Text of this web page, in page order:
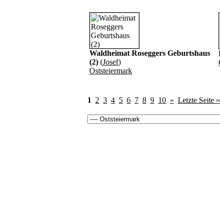
Waldheimat Roseggers Geburtshaus
(2) (Josef)
Oststeiermark
1 2 3 4 5 6 7 8 9 10 » Letzte Seite »